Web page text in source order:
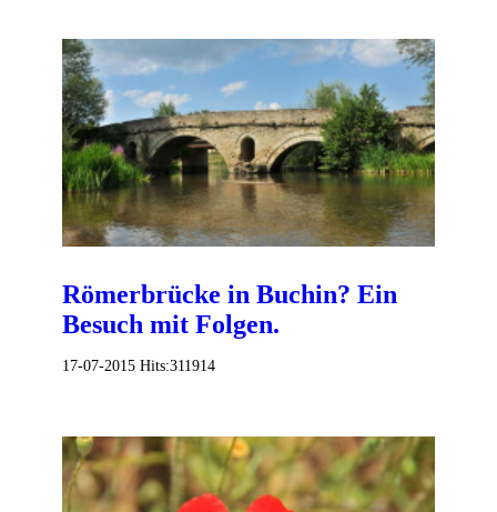
Römerbrücke in Buchin? Ein
Besuch mit Folgen.
17-07-2015 Hits:311914